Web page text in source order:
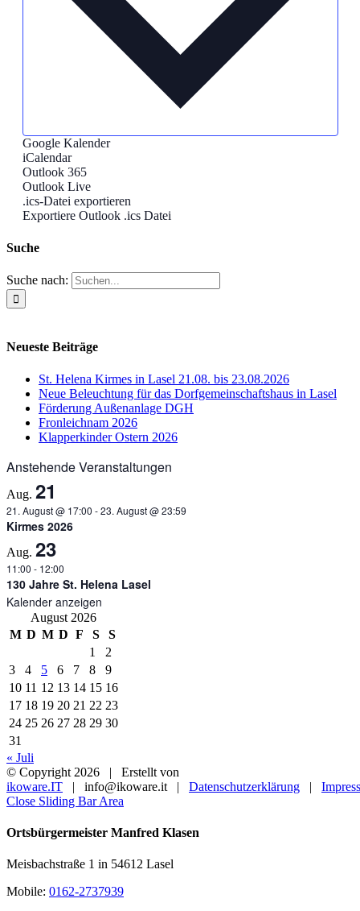
Google Kalender
iCalendar
Outlook 365
Outlook Live
.ics-Datei exportieren
Exportiere Outlook .ics Datei
Suche
Suche nach:
Neueste Beiträge
St. Helena Kirmes in Lasel 21.08. bis 23.08.2026
Neue Beleuchtung für das Dorfgemeinschaftshaus in Lasel
Förderung Außenanlage DGH
Fronleichnam 2026
Klapperkinder Ostern 2026
Anstehende Veranstaltungen
Aug. 21
21. August @ 17:00 -23. August @ 23:59
Kirmes 2026
Aug. 23
11:00 - 12:00
130 Jahre St. Helena Lasel
Kalender anzeigen
August 2026
M D M D F S
S
1
2
3
4 5 6 7 8
9
10 11 12 13 14 15 16
17 18 19 20 21 22 23
24 25 26 27 28 29 30
31
« Juli
© Copyright 2026 | Erstellt von
ikoware.IT | info@ikoware.it | Datenschutzerklärung |
Close Sliding Bar Area
Ortsbürgermeister Manfred Klasen
Meisbachstraße 1 in 54612 Lasel
Mobile: 0162-2737939